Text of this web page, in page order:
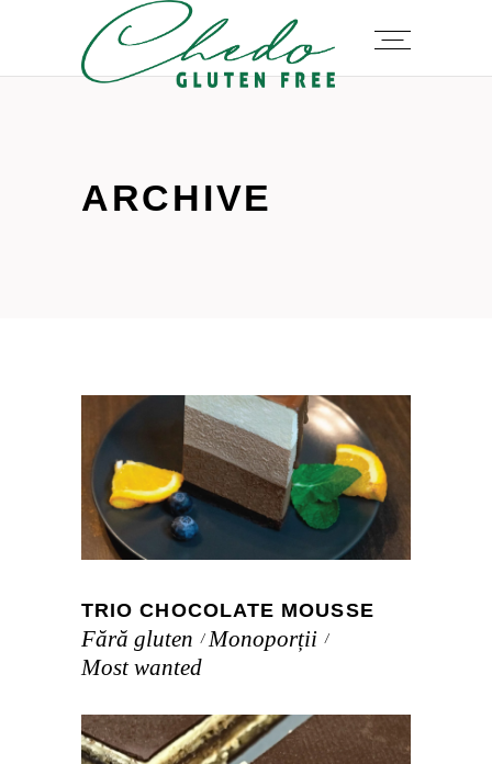
ARCHIVE
TRIO CHOCOLATE MOUSSE
Fără gluten
Monoporții
Most wanted